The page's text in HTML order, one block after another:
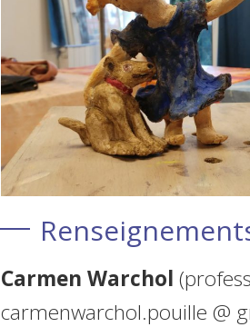
Carmen Warchol
carmenwarchol.pouille @